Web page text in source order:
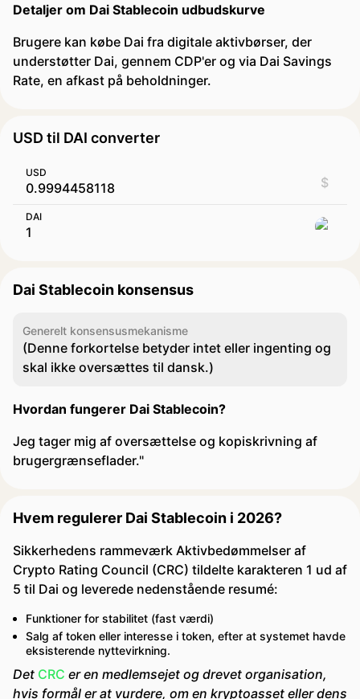
Detaljer om Dai Stablecoin udbudskurve
Brugere kan købe Dai fra digitale aktivbørser, der
understøtter Dai, gennem CDP'er og via Dai Savings
Rate, en afkast på beholdninger.
USD til DAI converter
USD
$
DAI
Dai Stablecoin konsensus
Generelt konsensusmekanisme
(Denne forkortelse betyder intet eller ingenting og
skal ikke oversættes til dansk.)
Hvordan fungerer Dai Stablecoin?
Jeg tager mig af oversættelse og kopiskrivning af
brugergrænseflader."
Hvem regulerer Dai Stablecoin i 2026?
Sikkerhedens rammeværk Aktivbedømmelser af
Crypto Rating Council (CRC) tildelte karakteren 1 ud af
5 til Dai og leverede nedenstående resumé:
Funktioner for stabilitet (fast værdi)
Salg af token eller interesse i token, efter at systemet havde
eksisterende nyttevirkning.
Det CRC er en medlemsejet og drevet organisation,
hvis formål er at vurdere, om en kryptoasset eller dens